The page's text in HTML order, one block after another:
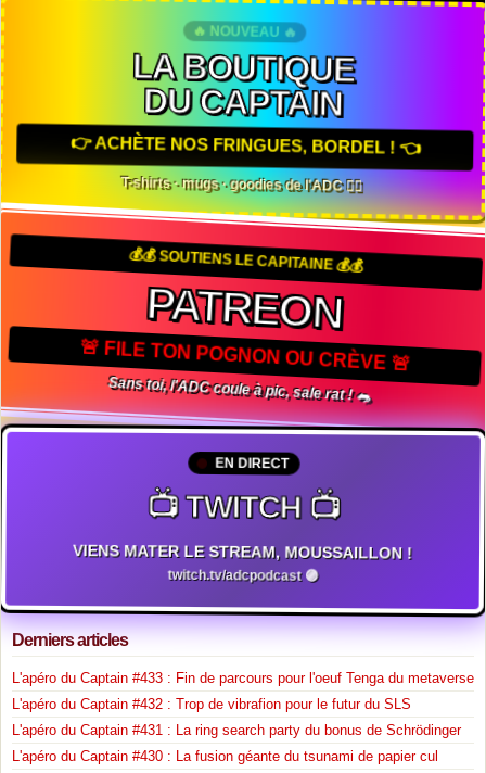
🔥 NOUVEAU 🔥
LA BOUTIQUE
DU CAPTAIN
👉 ACHÈTE NOS FRINGUES, BORDEL ! 👈
T-shirts · mugs · goodies de l'ADC 🏴‍☠️
💰💰 SOUTIENS LE CAPITAINE 💰💰
PATREON
🚨 FILE TON POGNON OU CRÈVE 🚨
Sans toi, l'ADC coule à pic, sale rat ! 🐀
EN DIRECT
📺 TWITCH 📺
VIENS MATER LE STREAM, MOUSSAILLON !
twitch.tv/adcpodcast 🟣
Derniers articles
L'apéro du Captain #433 : Fin de parcours pour l'oeuf Tenga du metaverse
L'apéro du Captain #432 : Trop de vibrafion pour le futur du SLS
L'apéro du Captain #431 : La ring search party du bonus de Schrödinger
L'apéro du Captain #430 : La fusion géante du tsunami de papier cul